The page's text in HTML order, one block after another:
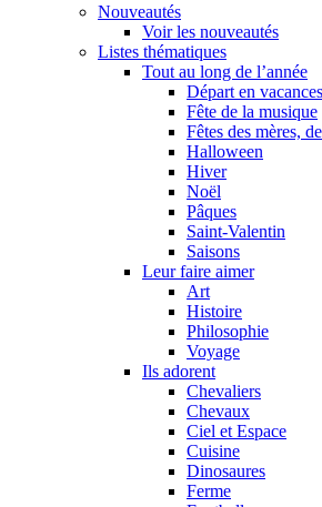
Nouveautés
Voir les nouveautés
Listes thématiques
Tout au long de l’année
Départ en vacances
Fête de la musique
Fêtes des mères,
Halloween
Hiver
Noël
Pâques
Saint-Valentin
Saisons
Leur faire aimer
Art
Histoire
Philosophie
Voyage
Ils adorent
Chevaliers
Chevaux
Ciel et Espace
Cuisine
Dinosaures
Ferme